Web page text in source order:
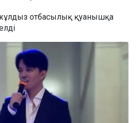
отбасылық қуанышқа